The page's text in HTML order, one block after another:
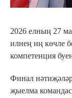
2026 елның 27
илнең иң көчле
компетенция
Финал
җыелма